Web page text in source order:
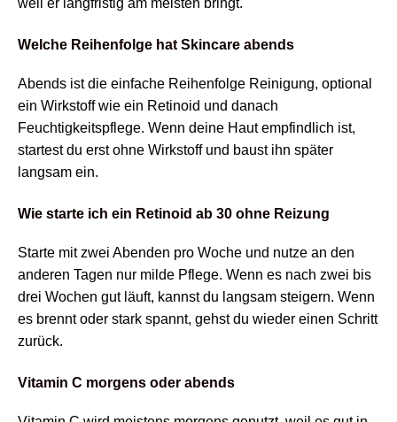
weil er langfristig am meisten bringt.
Welche Reihenfolge hat Skincare abends
Abends ist die einfache Reihenfolge Reinigung, optional
ein Wirkstoff wie ein Retinoid und danach
Feuchtigkeitspflege. Wenn deine Haut empfindlich ist,
startest du erst ohne Wirkstoff und baust ihn später
langsam ein.
Wie starte ich ein Retinoid ab 30 ohne Reizung
Starte mit zwei Abenden pro Woche und nutze an den
anderen Tagen nur milde Pflege. Wenn es nach zwei bis
drei Wochen gut läuft, kannst du langsam steigern. Wenn
es brennt oder stark spannt, gehst du wieder einen Schritt
zurück.
Vitamin C morgens oder abends